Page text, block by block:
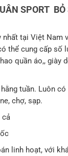
SPORT BỎ
nhất tại Việt Nam
thể cung cấp số
quần áo,, giày
tuần. Luôn
chợ, sạp.
cả
linh hoạt, với